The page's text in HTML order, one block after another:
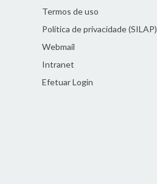
Termos de uso
Política de privacidade (SILAP)
Webmail
Intranet
Efetuar Login